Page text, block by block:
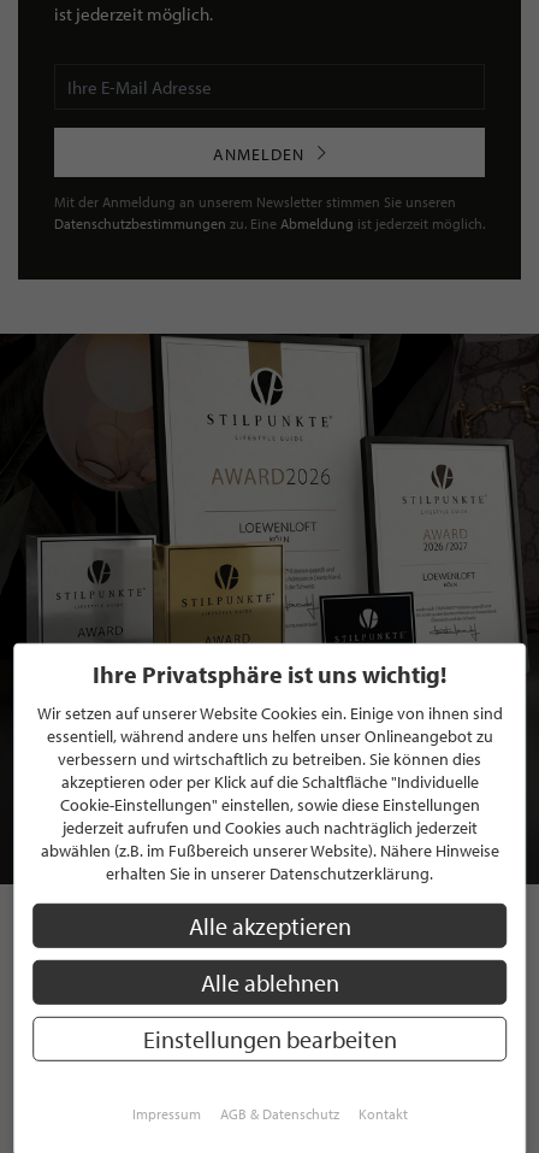
ist jederzeit möglich.
ANMELDEN
Mit der Anmeldung an unserem Newsletter stimmen Sie unseren
Datenschutzbestimmungen zu. Eine Abmeldung ist jederzeit möglich.
BEWERBEN SIE SICH FÜR EINE GRATIS
MITGLIEDSCHAFT BEI STILPUNKTE®
JETZT GRATIS BEWERBEN
STILPUNKTE AUF
INSTAGRAM
Ihre Privatsphäre ist uns wichtig!
Wir setzen auf unserer Website Cookies ein. Einige von ihnen sind
essentiell, während andere uns helfen unser Onlineangebot zu
verbessern und wirtschaftlich zu betreiben. Sie können dies
akzeptieren oder per Klick auf die Schaltfläche "Individuelle
Cookie-Einstellungen" einstellen, sowie diese Einstellungen
jederzeit aufrufen und Cookies auch nachträglich jederzeit
abwählen (z.B. im Fußbereich unserer Website). Nähere Hinweise
erhalten Sie in unserer Datenschutzerklärung.
Alle akzeptieren
Alle ablehnen
Einstellungen bearbeiten
Impressum AGB & Datenschutz Kontakt